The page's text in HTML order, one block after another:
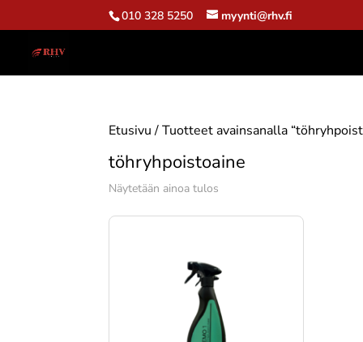
010 328 5250 myynti@rhv.fi
Etusivu/ Tuotteet avainsanalla
töhryhpoistoaine
Näytetään ainoa tulos